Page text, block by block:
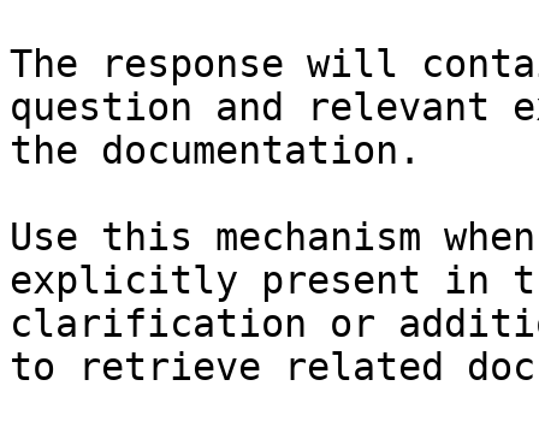
The response will
question and relevant
the documentation.
Use this mechanism
explicitly present in
clarification or